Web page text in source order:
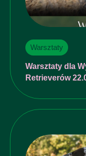
Warsztaty
Warsztaty dla
Retrieverów